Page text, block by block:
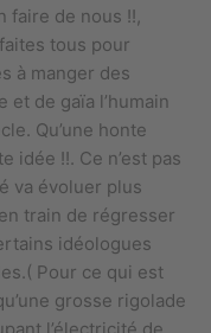
faire de nous !!,
tous pour
à manger des
et de gaïa l’humain
Qu’une honte
idée !!. Ce n’est pas
va évoluer plus
train de régresser
idéologues
Pour ce qui est
grosse rigolade
l’électricité de